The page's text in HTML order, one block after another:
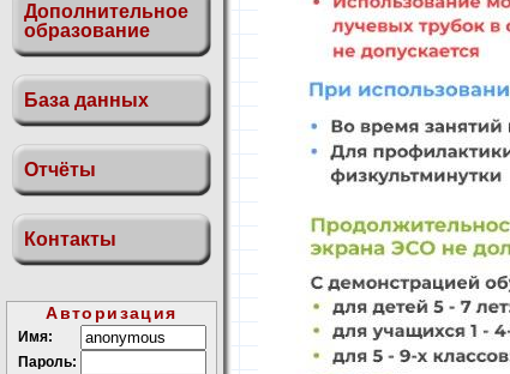
Дополнительное
образование
База данных
Отчёты
Контакты
Авторизация
Имя:
Пароль: